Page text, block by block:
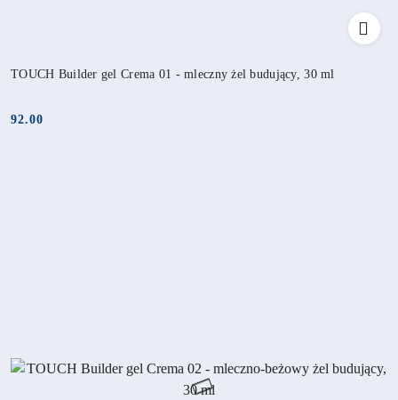
TOUCH Builder gel Crema 01 - mleczny żel budujący, 30 ml
Cena:
92.00